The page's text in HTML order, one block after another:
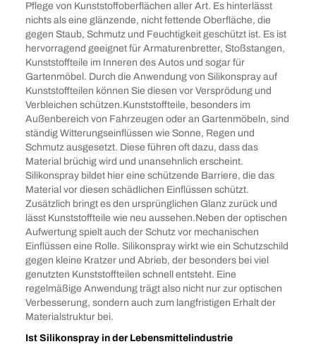
Pflege von Kunststoffoberflächen aller Art. Es hinterlässt
nichts als eine glänzende, nicht fettende Oberfläche, die
gegen Staub, Schmutz und Feuchtigkeit geschützt ist. Es ist
hervorragend geeignet für Armaturenbretter, Stoßstangen,
Kunststoffteile im Inneren des Autos und sogar für
Gartenmöbel. Durch die Anwendung von Silikonspray auf
Kunststoffteilen können Sie diesen vor Versprödung und
Verbleichen schützen.Kunststoffteile, besonders im
Außenbereich von Fahrzeugen oder an Gartenmöbeln, sind
ständig Witterungseinflüssen wie Sonne, Regen und
Schmutz ausgesetzt. Diese führen oft dazu, dass das
Material brüchig wird und unansehnlich erscheint.
Silikonspray bildet hier eine schützende Barriere, die das
Material vor diesen schädlichen Einflüssen schützt.
Zusätzlich bringt es den ursprünglichen Glanz zurück und
lässt Kunststoffteile wie neu aussehen.Neben der optischen
Aufwertung spielt auch der Schutz vor mechanischen
Einflüssen eine Rolle. Silikonspray wirkt wie ein Schutzschild
gegen kleine Kratzer und Abrieb, der besonders bei viel
genutzten Kunststoffteilen schnell entsteht. Eine
regelmäßige Anwendung trägt also nicht nur zur optischen
Verbesserung, sondern auch zum langfristigen Erhalt der
Materialstruktur bei.
Ist Silikonspray in der Lebensmittelindustrie